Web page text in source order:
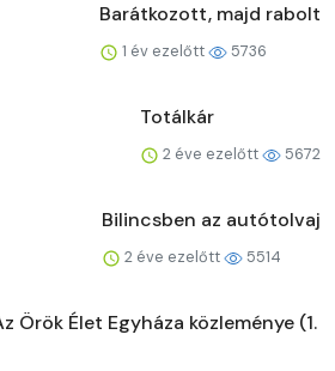
Barátkozott, majd rabolt
1 év ezelőtt 5736
Totálkár
2 éve ezelőtt 5672
Bilincsben az autótolvaj
2 éve ezelőtt 5514
Örök Élet Egyháza közleménye (1.